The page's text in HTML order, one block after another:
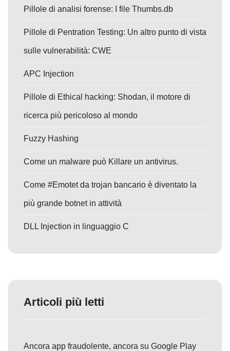
Pillole di analisi forense: I file Thumbs.db
Pillole di Pentration Testing: Un altro punto di vista
sulle vulnerabilità: CWE
APC Injection
Pillole di Ethical hacking: Shodan, il motore di
ricerca più pericoloso al mondo
Fuzzy Hashing
Come un malware può Killare un antivirus.
Come #Emotet da trojan bancario è diventato la
più grande botnet in attività
DLL Injection in linguaggio C
Articoli più letti
Ancora app fraudolente, ancora su Google Play